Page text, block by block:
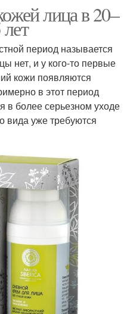
лица в 20–
период называется
нет, и у кого-то первые
кожи появляются
в этот период
в более серьезном уходе
вида уже требуются